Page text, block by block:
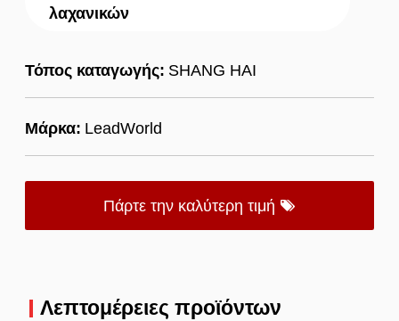
λαχανικών
Τόπος καταγωγής: SHANG HAI
Μάρκα: LeadWorld
Πάρτε την καλύτερη τιμή
Λεπτομέρειες προϊόντων